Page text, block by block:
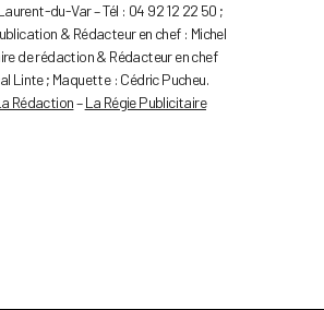
du-Var – Tél : 04 92 12 22 50 ;
& Rédacteur en chef : Michel
de rédaction & Rédacteur en chef
Linte ; Maquette : Cédric Pucheu.
Rédaction–La Régie Publicitaire